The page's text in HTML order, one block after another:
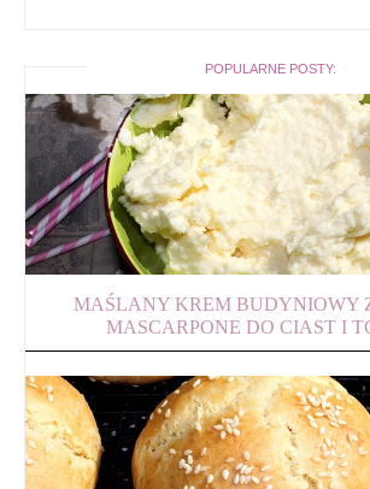
POPULARNE POSTY:
MAŚLANY KREM BUDYNIOWY
MASCARPONE DO CIAST I